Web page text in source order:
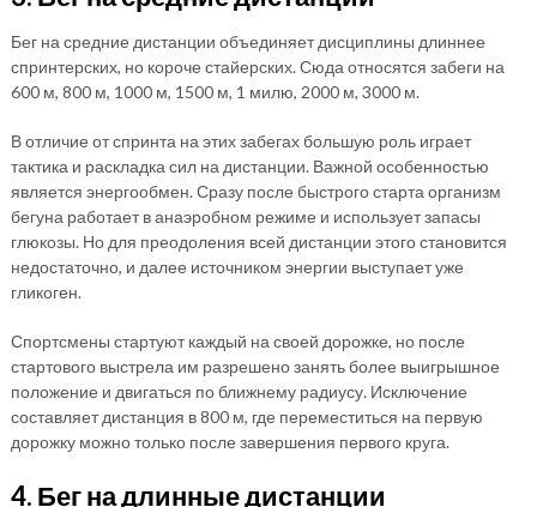
Бег на средние дистанции объединяет дисциплины длиннее
спринтерских, но короче стайерских. Сюда относятся забеги на
600 м, 800 м, 1000 м, 1500 м, 1 милю, 2000 м, 3000 м.
В отличие от спринта на этих забегах большую роль играет
тактика и раскладка сил на дистанции. Важной особенностью
является энергообмен. Сразу после быстрого старта организм
бегуна работает в анаэробном режиме и использует запасы
глюкозы. Но для преодоления всей дистанции этого становится
недостаточно, и далее источником энергии выступает уже
гликоген.
Спортсмены стартуют каждый на своей дорожке, но после
стартового выстрела им разрешено занять более выигрышное
положение и двигаться по ближнему радиусу. Исключение
составляет дистанция в 800 м, где переместиться на первую
дорожку можно только после завершения первого круга.
4. Бег на длинные дистанции